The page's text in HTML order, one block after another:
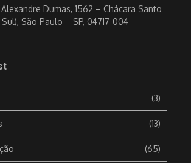
Dumas, 1562 – Chácara Santo
São Paulo – SP, 04717-004
(3)
(13)
(65)